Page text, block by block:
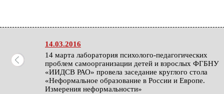
14.03.2016
14 марта лаборатория психолого-педагогических
проблем самоорганизации детей и взрослых ФГБНУ
«ИИДСВ РАО» провела заседание круглого стола
«Неформальное образование в России и Европе.
Измерения неформальности»